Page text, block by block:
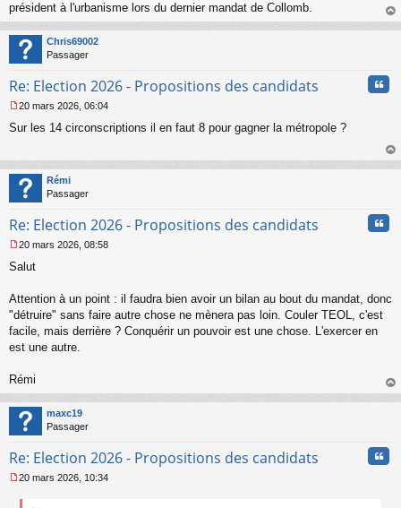
président à l'urbanisme lors du dernier mandat de Collomb.
au
Chris69002
Passager
Re: Election 2026 - Propositions des candidats
e
a
g
e
o
l
u
20 mars 2026, 06:04
Sur les 14 circonscriptions il en faut 8 pour gagner la métropole ?
au
Rémi
Passager
Re: Election 2026 - Propositions des candidats
e
s
a
g
e
n
n
u
20 mars 2026, 08:58
Salut
Attention à un point : il faudra bien avoir un bilan au bout du mandat, donc
"détruire" sans faire autre chose ne mènera pas loin. Couler TEOL, c'est
facile, mais derrière ? Conquérir un pouvoir est une chose. L'exercer en
est une autre.
Rémi
au
maxc19
Passager
Re: Election 2026 - Propositions des candidats
e
20 mars 2026, 10:34